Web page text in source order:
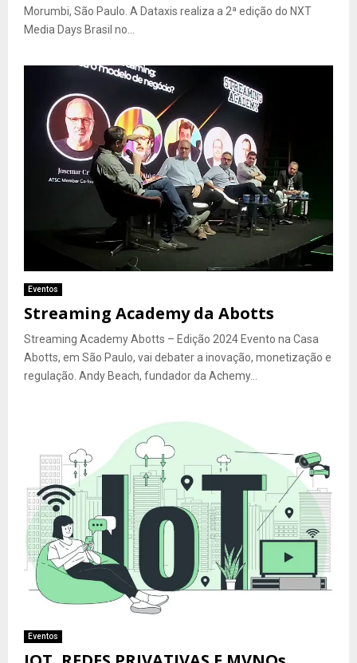
Morumbi, São Paulo. A Dataxis realiza a 2ª edição do NXT
Media Days Brasil no...
Eventos
Streaming Academy da Abotts
Streaming Academy Abotts – Edição 2024 Evento na Casa
Abotts, em São Paulo, vai debater a inovação, monetização e
regulação. Andy Beach, fundador da Achemy...
Eventos